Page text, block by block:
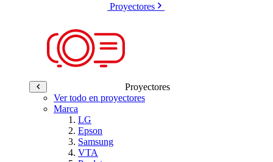
Proyectores
Proyectores
Ver todo en proyectores
Marca
LG
Epson
Samsung
VTA